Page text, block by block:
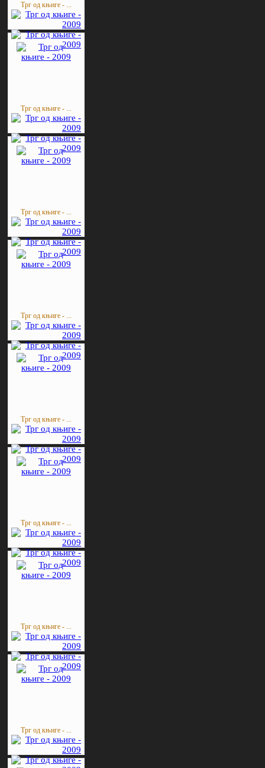
Трг од књиге - ...
Трг од књиге - ...
Трг од књиге - ...
Трг од књиге - ...
Трг од књиге - ...
Трг од књиге - ...
Трг од књиге - ...
Трг од књиге - ...